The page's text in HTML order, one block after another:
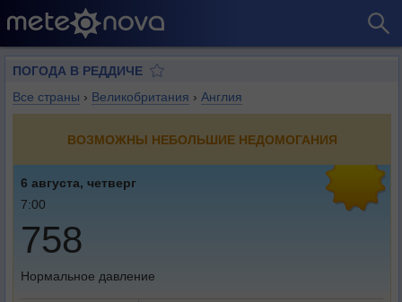
ПОГОДА В РЕДДИЧЕ
Все страны › Великобритания › Англия
ВОЗМОЖНЫ НЕБОЛЬШИЕ НЕДОМОГАНИЯ
6 августа, четверг
7:00
758
Нормальное давление